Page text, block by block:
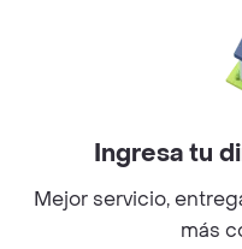
Pide tu comida favorita
Ingresa tu
Mejor servicio,
más